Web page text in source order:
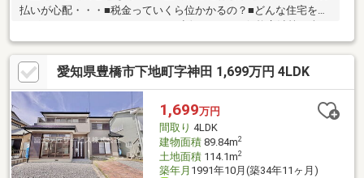
払いが心配・・・■税金っていくら位かかるの？■どんな住宅を選
め、何でもSmife豊橋支店にご相談ください！不安な住宅探し
を、しっかりとサポートいたします！！近隣に便利な施設盛りだ
くさん♪4LDKの中古戸建です。2026/06 内装リフォーム完了予
定・キッチン 浴室 トイレ 洗面所・壁 フロアタイル貼り・
給湯器 建具2026/06 外装リフォーム完了予定※追加リフォーム
の相談も可能です。お気軽にお問合せください♪
愛知県豊橋市下地町字神田 1,699万円 4LDK
1,699万円
間取り 4LDK
建物面積89.84m2
土地面積114.1m2
築年月 1991年10月(築34年11ヶ月)